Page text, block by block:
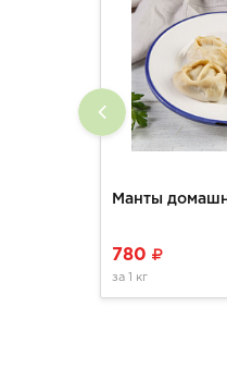
Манты
780
за 1 кг